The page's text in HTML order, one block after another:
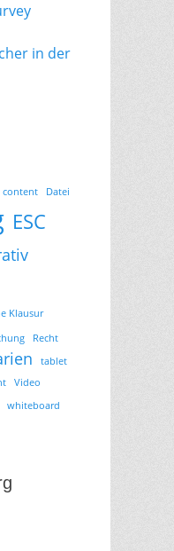
in der
content Datei
ESC
Klausur
Recht
tablet
Video
whiteboard